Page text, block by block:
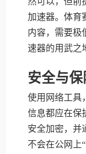
加速器。体育
内容，需要极
速器的用武之
安全与
使用网络工具
信息都应在保
安全加密，并
不会在公网上